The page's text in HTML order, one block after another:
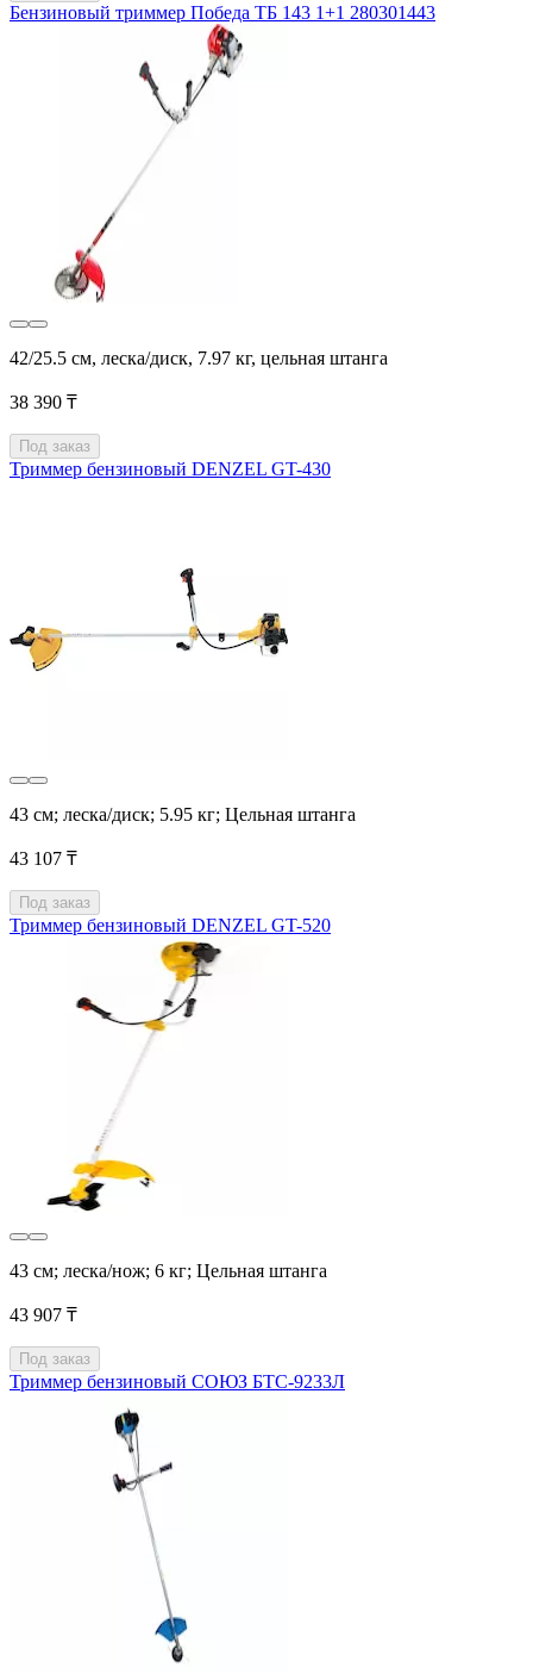
Бензиновый триммер Победа ТБ 143 1+1 280301443
42/25.5 см, леска/диск, 7.97 кг, цельная штанга
38 390 ₸
Под заказ
Триммер бензиновый DENZEL GT-430
43 см; леска/диск; 5.95 кг; Цельная штанга
43 107 ₸
Под заказ
Триммер бензиновый DENZEL GT-520
43 см; леска/нож; 6 кг; Цельная штанга
43 907 ₸
Под заказ
Триммер бензиновый СОЮЗ БТС-9233Л